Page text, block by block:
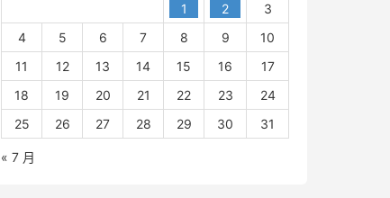
1
2
3
4
5 6 7 8 9
10
11
12 13 14 15 16
17
18
19 20 21 22 23
24
25
26 27 28 29 30 31
« 7 月